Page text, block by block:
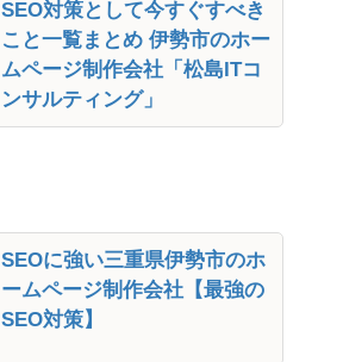
SEO対策として今すぐすべき
こと一覧まとめ 伊勢市のホー
ムページ制作会社「松島ITコ
ンサルティング」
SEOに強い三重県伊勢市のホ
ームページ制作会社【最強の
SEO対策】